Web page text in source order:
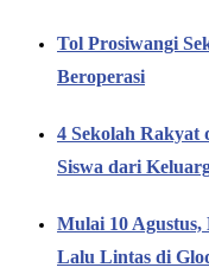
Tol Prosiwangi
Beroperasi
4 Sekolah Rakyat
Siswa dari
Mulai 10
Lalu Lintas di